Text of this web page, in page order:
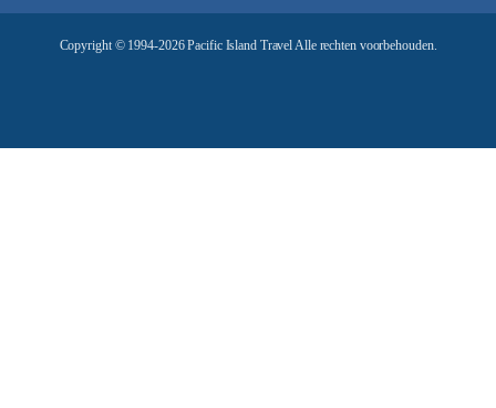
Copyright © 1994-2026 Pacific Island Travel Alle rechten voorbehouden.